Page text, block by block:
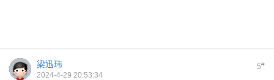
5#
梁迅玮
2024-4-29 20:53:34